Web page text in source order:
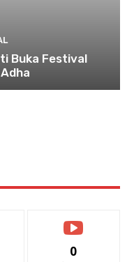
Buka Festival
0